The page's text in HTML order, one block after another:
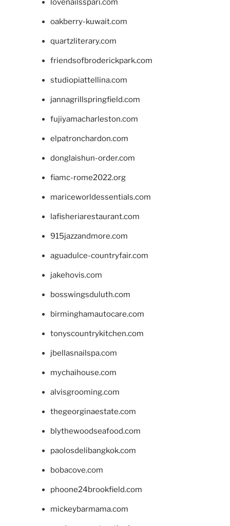
lovenailsspari.com
oakberry-kuwait.com
quartzliterary.com
friendsofbroderickpark.com
studiopiattellina.com
jannagrillspringfield.com
fujiyamacharleston.com
elpatronchardon.com
donglaishun-order.com
fiamc-rome2022.org
mariceworldessentials.com
lafisheriarestaurant.com
915jazzandmore.com
aguadulce-countryfair.com
jakehovis.com
bosswingsduluth.com
birminghamautocare.com
tonyscountrykitchen.com
jbellasnailspa.com
mychaihouse.com
alvisgrooming.com
thegeorginaestate.com
blythewoodseafood.com
paolosdelibangkok.com
bobacove.com
phoone24brookfield.com
mickeybarmama.com